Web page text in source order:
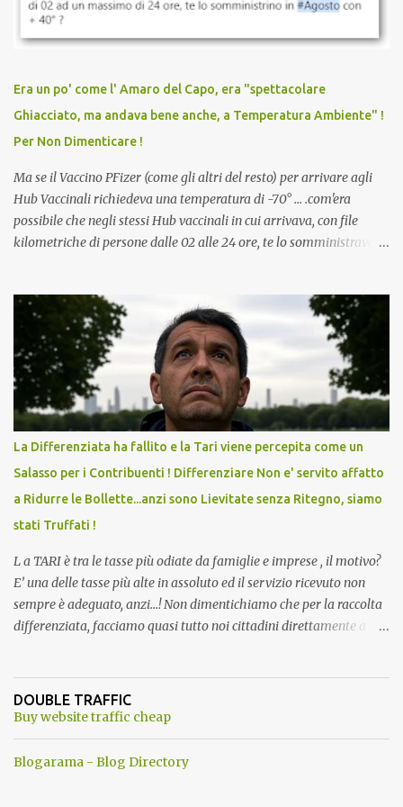
vaccinato, nessuno aveva prima cercato di farti sentire una
persona cattiva. Non avevamo mai visto un vaccino che minacci le
vaccino usato per minacciare i mezzi di sussistenza, il lavoro o la
scuola. Non avevamo mai visto un vaccino che permettesse a un
dodicenne di ignorare il consenso dei genitori. Dopo tutti i vaccini
che abbiamo elencato sopra...
Era un po' come l' Amaro del Capo, era "spettacolare
Ghiacciato, ma andava bene anche, a Temperatura Ambiente" !
Per Non Dimenticare !
Ma se il Vaccino PFizer (come gli altri del resto) per arrivare agli
Hub Vaccinali richiedeva una temperatura di -70° ... .com'era
possibile che negli stessi Hub vaccinali in cui arrivava, con file
kilometriche di persone dalle 02 alle 24 ore, te lo somministravano
Vaccino come: l' Amaro del Capo, era "spettacolare Ghiacciato, ma
andava bene anche, a Temperatura Ambiente"! Riproponiamo
l'articolo per NON Dimenticare!
La Differenziata ha fallito e la Tari viene percepita come un
Salasso per i Contribuenti ! Differenziare Non e' servito affatto
a Ridurre le Bollette...anzi sono Lievitate senza Ritegno, siamo
stati Truffati !
L a TARI è tra le tasse più odiate da famiglie e imprese , il motivo?
E’ una delle tasse più alte in assoluto ed il servizio ricevuto non
sempre è adeguato, anzi…! Non dimentichiamo che per la raccolta
differenziata, facciamo quasi tutto noi cittadini direttamente a
come terrazzi o giardini). Inoltre dobbiamo perdere tempo a
dividere tutti i materiali. ...e lo facevamo inizialmente anche con
avremmo pagato tutti di meno . Ma quando mai? Ogni anno
DOUBLE TRAFFIC
Buy website traffic cheap
Blogarama - Blog Directory